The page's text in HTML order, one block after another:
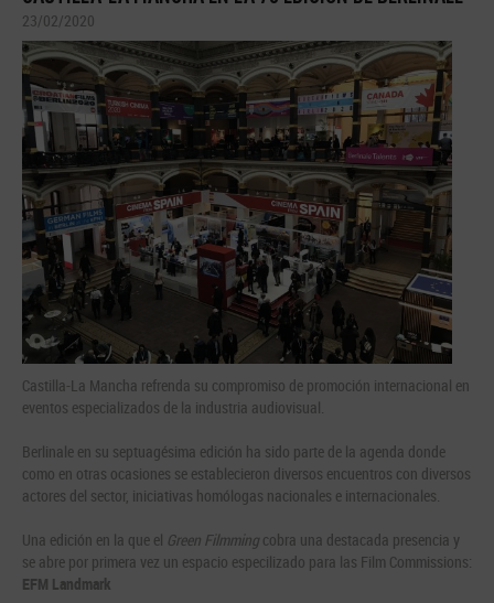
23/02/2020
Castilla-La Mancha refrenda su compromiso de promoción internacional en
eventos especializados de la industria audiovisual.
Berlinale en su septuagésima edición ha sido parte de la agenda donde
como en otras ocasiones se establecieron diversos encuentros con diversos
actores del sector, iniciativas homólogas nacionales e internacionales.
Una edición en la que el Green Filmming cobra una destacada presencia y
se abre por primera vez un espacio especilizado para las Film Commissions:
EFM Landmark